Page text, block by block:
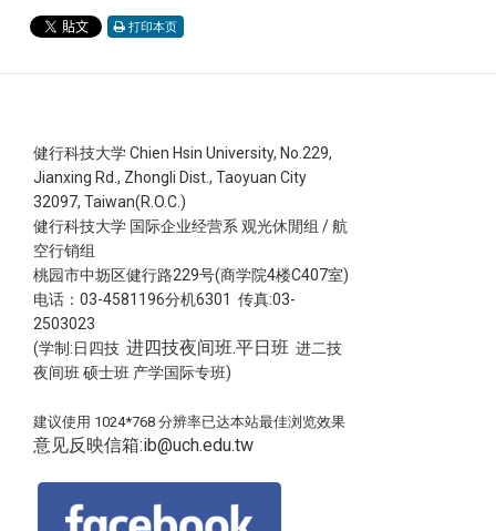
打印本页
健行科技大学 Chien Hsin University, No.229,
Jianxing Rd., Zhongli Dist., Taoyuan City
32097, Taiwan(R.O.C.)
健行科技大学 国际企业经营系 观光休閒组 / 航
空行销组
桃园市中坜区健行路229号(商学院4楼C407室)
电话：03-4581196分机6301 传真:03-
2503023
(学制:日四技进四技夜间班.平日班 进二技
夜间班 硕士班 产学国际专班)
建议使用 1024*768 分辨率已达本站最佳浏览效果
意见反映信箱:ib@uch.edu.tw